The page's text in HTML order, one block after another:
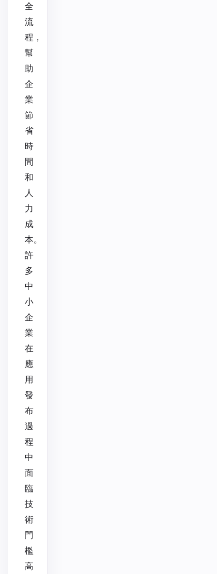
全
流
程，
幫
助
企
業
節
省
時
間
和
人
力
成
本。
許
多
中
小
企
業
在
應
用
發
布
過
程
中
面
臨
技
術
門
檻
高